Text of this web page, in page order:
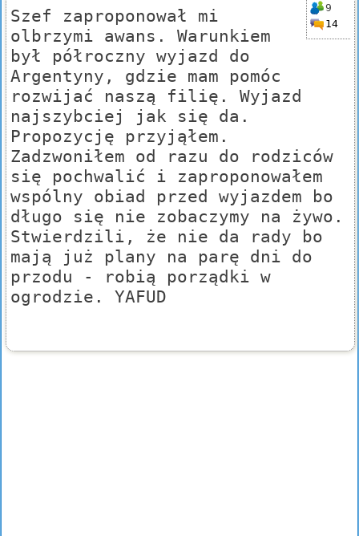
9
14
Szef zaproponował mi
olbrzymi awans. Warunkiem
był półroczny wyjazd do
Argentyny, gdzie mam pomóc
rozwijać naszą filię. Wyjazd
najszybciej jak się da.
Propozycję przyjąłem.
Zadzwoniłem od razu do rodziców
się pochwalić i zaproponowałem
wspólny obiad przed wyjazdem bo
długo się nie zobaczymy na żywo.
Stwierdzili, że nie da rady bo
mają już plany na parę dni do
przodu - robią porządki w
ogrodzie. YAFUD